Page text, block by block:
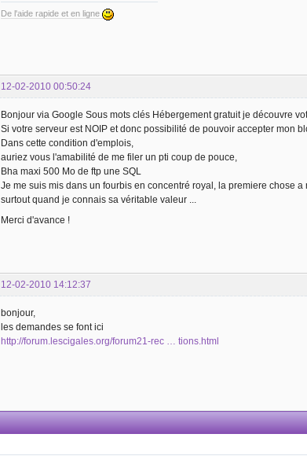
De l'aide rapide et en ligne
12-02-2010 00:50:24
Bonjour via Google Sous mots clés Hébergement gratuit je découvre
Si votre serveur est NOIP et donc possibilité de pouvoir accepter mon
Dans cette condition d'emplois,
auriez vous l'amabilité de me filer un pti coup de pouce,
Bha maxi 500 Mo de ftp une SQL
Je me suis mis dans un fourbis en concentré royal, la premiere chose a
surtout quand je connais sa véritable valeur ...
Merci d'avance !
12-02-2010 14:12:37
bonjour,
les demandes se font ici
http://forum.lescigales.org/forum21-rec … tions.html